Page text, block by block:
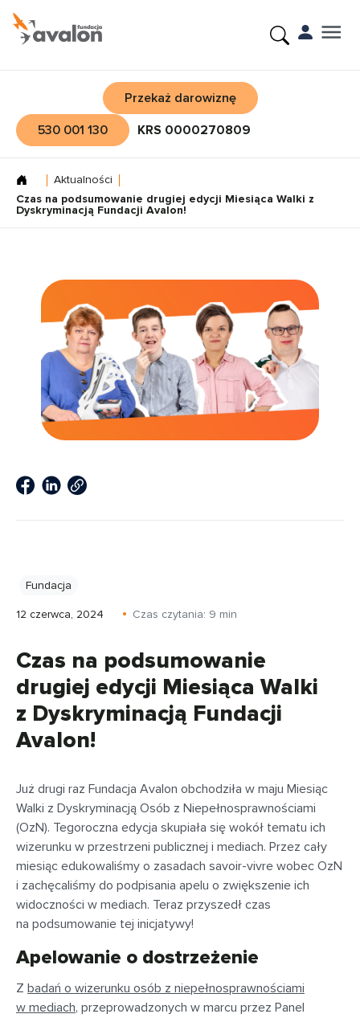
Przekaż darowiznę
530 001 130
KRS 0000270809
Aktualności
Czas na podsumowanie drugiej edycji Miesiąca Walki z
Dyskryminacją Fundacji Avalon!
Fundacja
12 czerwca, 2024 Czas czytania: 9 min
Czas na podsumowanie
drugiej edycji Miesiąca Walki
z Dyskryminacją Fundacji
Avalon!
Już drugi raz Fundacja Avalon obchodziła w maju Miesiąc
Walki z Dyskryminacją Osób z Niepełnosprawnościami
(OzN). Tegoroczna edycja skupiała się wokół tematu ich
wizerunku w przestrzeni publicznej i mediach. Przez cały
miesiąc edukowaliśmy o zasadach savoir-vivre wobec OzN
i zachęcaliśmy do podpisania apelu o zwiększenie ich
widoczności w mediach. Teraz przyszedł czas
na podsumowanie tej inicjatywy!
Apelowanie o dostrzeżenie
Z badań o wizerunku osób z niepełnosprawnościami
w mediach, przeprowadzonych w marcu przez Panel